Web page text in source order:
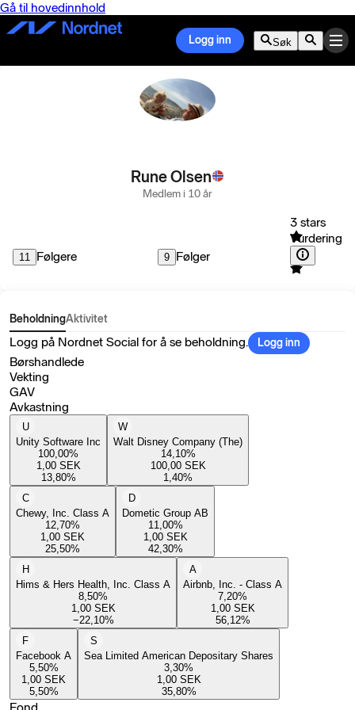
Gå til hovedinnhold
Logg inn Søk
Rune Olsen
Medlem i 10 år
11 Følgere 9 Følger
3 stars
Vurdering
BeholdningAktivitet
Logg på Nordnet Social for å se beholdning. Logg inn
Børshandlede
Vekting
GAV
Avkastning
U
Unity Software Inc
100,00%
1,00 SEK
13,80%
W
Walt Disney Company (The)
14,10%
100,00 SEK
1,40%
C
Chewy, Inc. Class A
12,70%
1,00 SEK
25,50%
D
Dometic Group AB
11,00%
1,00 SEK
42,30%
H
Hims & Hers Health, Inc. Class A
8,50%
1,00 SEK
−22,10%
A
Airbnb, Inc. - Class A
7,20%
1,00 SEK
56,12%
F
Facebook A
5,50%
1,00 SEK
5,50%
S
Sea Limited American Depositary Shares
3,30%
1,00 SEK
35,80%